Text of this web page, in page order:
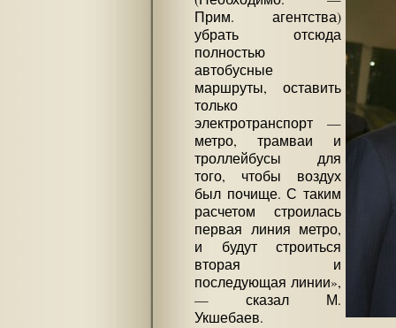
Прим. агентства)
убрать отсюда
полностью
автобусные
маршруты, оставить
только
электротранспорт —
метро, трамваи и
троллейбусы для
того, чтобы воздух
был почище. С таким
расчетом строилась
первая линия метро,
и будут строиться
вторая и
последующая линии»,
— сказал М.
Укшебаев.